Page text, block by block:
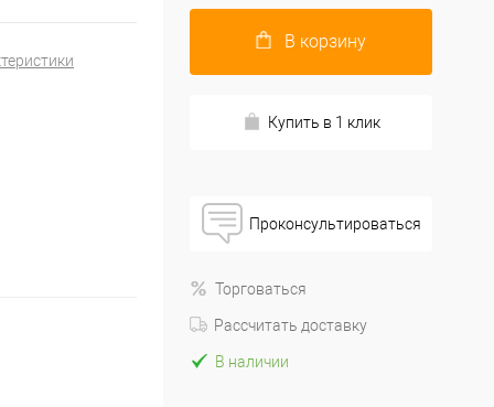
В корзину
Купить в 1 клик
Проконсультироваться
Торговаться
Рассчитать доставку
В наличии